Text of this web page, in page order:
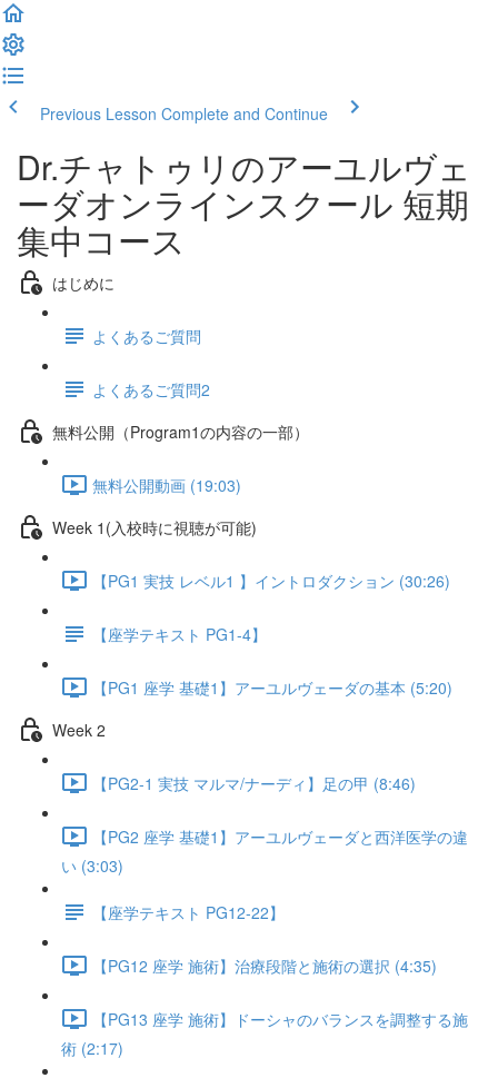
Previous Lesson Complete and Continue
Dr.チャトゥリのアーユルヴェ
ーダオンラインスクール 短期
集中コース
はじめに
よくあるご質問
よくあるご質問2
無料公開（Program1の内容の一部）
無料公開動画 (19:03)
Week 1(入校時に視聴が可能)
【PG1 実技 レベル1 】イントロダクション (30:26)
【座学テキスト PG1-4】
【PG1 座学 基礎1】アーユルヴェーダの基本 (5:20)
Week 2
【PG2-1 実技 マルマ/ナーディ】足の甲 (8:46)
【PG2 座学 基礎1】アーユルヴェーダと西洋医学の違
い (3:03)
【座学テキスト PG12-22】
【PG12 座学 施術】治療段階と施術の選択 (4:35)
【PG13 座学 施術】ドーシャのバランスを調整する施
術 (2:17)